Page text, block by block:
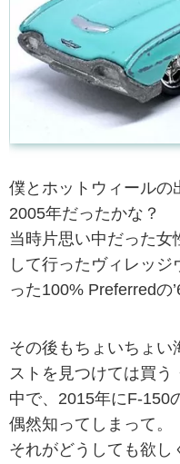
僕とホットウィールの
2005年だったかな？
当時片思い中だった女
して行ったヴィレッ
った100% Preferredの
その後もちょいちょい
ストを見つけては買
中で、2015年にF-150
偶然知ってしまって。
それがどうしても欲し